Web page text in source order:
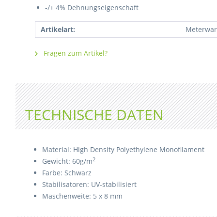
-/+ 4% Dehnungseigenschaft
Artikelart:
Fragen zum Artikel?
TECHNISCHE DATEN
Material: High Density Polyethylene Monofilament
Gewicht: 60g/m2
Farbe: Schwarz
Stabilisatoren: UV-stabilisiert
Maschenweite: 5 x 8 mm